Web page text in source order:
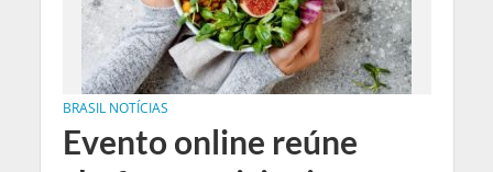
BRASIL NOTÍCIAS
Evento online reúne